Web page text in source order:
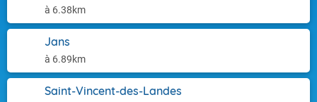
à 6.38km
Jans
à 6.89km
Saint-Vincent-des-Landes